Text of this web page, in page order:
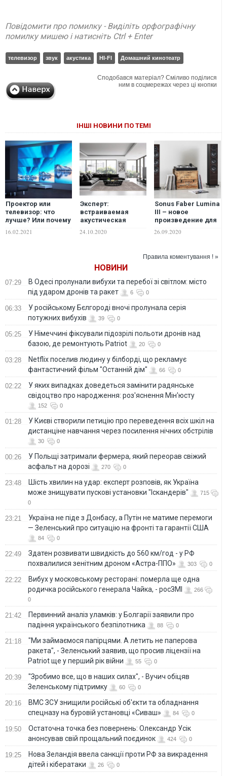
Повідомити про помилку - Виділіть орфографічну
помилку мишею і натисніть Ctrl + Enter
телевизор звук акустика HI-FI Домашний кинотеатр
Сподобався матеріал? Сміливо поділися
ним в соцмережах через ці кнопки
ІНШІ НОВИНИ ПО ТЕМІ
Проектор или
телевизор: что
лучше? Или почему
размер имеет
значение
16.02.2021
Эксперт:
встраиваемая
акустическая
система –
неотъемлемый
24.10.2020
Sonus Faber Lumina
III – новое
произведение для
музыкальных
гурманов
26.09.2020
Правила коментування ! »
НОВИНИ
07:29
В Одесі пролунали вибухи та перебої зі світлом: місто
під ударом дронів та ракет
6 0
06:33
У російському Бєлгороді вночі пролунала серія
потужних вибухів
39 0
05:25
У Німеччині фіксували підозрілі польоти дронів над
базою, де ремонтують Patriot
20 0
03:28
Netflix поселив людину у білборді, що рекламує
фантастичний фільм "Останній дім"
66 0
02:22
У яких випадках доведеться замінити радянське
свідоцтво про народження: роз'яснення Мін'юсту
152 0
01:28
У Києві створили петицію про переведення всіх шкіл на
дистанціне навчання через посилення нічних обстрілів
30 0
00:26
У Польщі затримали фермера, який переорав свіжий
асфальт на дорозі
270 0
23:48
Шість хвилин на удар: експерт розповів, як Україна
може знищувати пускові установки "Іскандерів"
715
0
23:21
Україна не піде з Донбасу, а Путін не матиме перемоги
— Зеленський про ситуацію на фронті та гарантії США
84 0
22:49
Здатен розвивати швидкість до 560 км/год - у РФ
похвалилися зенітним дроном «Астра-ППО»
303 0
22:22
Вибух у московському ресторані: померла ще одна
родичка російського генерала Чайка, - росЗМІ
266
0
21:42
Первинний аналіз уламків: у Болгарії заявили про
падіння українського безпілотника
88 0
21:18
"Ми займаємося папірцями. А летить не паперова
ракета", - Зеленський заявив, що просив ліцензії на
Patriot ще у перший рік війни
55 0
20:39
"Зробимо все, що в наших силах", - Вучич обіцяв
Зеленському підтримку
60 0
20:16
ВМС ЗСУ знищили російські об'єкти та обладнання
спецназу на буровій установці «Сиваш»
84 0
19:50
Остаточна точка без повернень: Олександр Усік
анонсував свій прощальний поєдинок
424 0
19:25
Нова Зеландія ввела санкції проти РФ за викрадення
дітей і кібератаки
26 0